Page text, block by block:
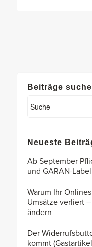
Beiträge
Neueste
Ab September
und GARAN-
Warum Ihr
Umsätze verliert
ändern
Der
kommt